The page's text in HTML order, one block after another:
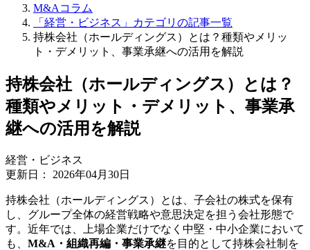
M&Aコラム
「経営・ビジネス」カテゴリの記事一覧
持株会社（ホールディングス）とは？種類やメリッ
ト・デメリット、事業承継への活用を解説
持株会社（ホールディングス）とは？
種類やメリット・デメリット、事業承
継への活用を解説
経営・ビジネス
更新日： 2026年04月30日
持株会社（ホールディングス）とは、子会社の株式を保有
し、グループ全体の経営戦略や意思決定を担う会社形態で
す。近年では、上場企業だけでなく中堅・中小企業において
も、 M&A・組織再編・事業承継を目的として持株会社制を